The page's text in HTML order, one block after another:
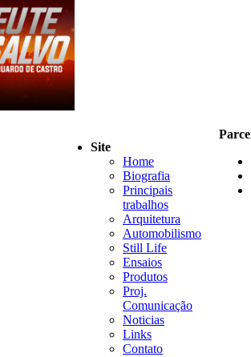
Site
Home
Biografia
Principais
trabalhos
Arquitetura
Automobilismo
Still Life
Ensaios
Produtos
Proj.
Comunicação
Noticias
Links
Contato